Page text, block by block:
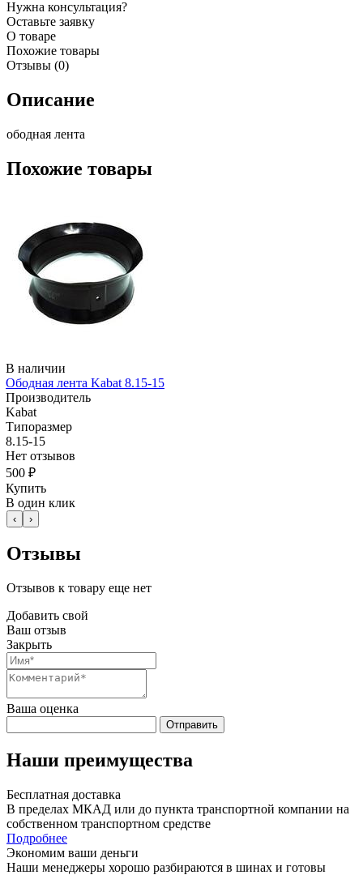
Нужна консультация?
Оставьте заявку
О товаре
Похожие товары
Отзывы (0)
Описание
ободная лента
Похожие товары
В наличии
Ободная лента Kabat 8.15-15
Производитель
Kabat
Типоразмер
8.15-15
Нет отзывов
500 ₽
Купить
В один клик
‹ ›
Отзывы
Отзывов к товару еще нет
Добавить свой
Ваш отзыв
Закрыть
Ваша оценка
Отправить
Наши преимущества
Бесплатная доставка
В пределах МКАД или до пункта транспортной компании на
собственном транспортном средстве
Подробнее
Экономим ваши деньги
Наши менеджеры хорошо разбираются в шинах и готовы